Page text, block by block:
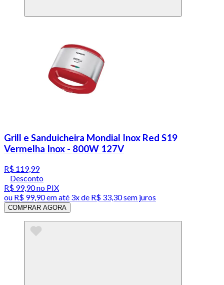
Grill e Sanduicheira Mondial Inox Red S19
Vermelha Inox - 800W 127V
R$ 119,99
Desconto
R$ 99,90no PIX
ou R$ 99,90em até 3x de R$ 33,30 sem juros
COMPRAR AGORA